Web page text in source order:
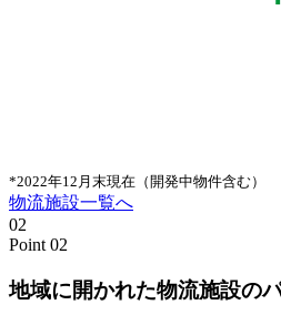
*2022年12月末現在（開発中物件含む）
物流施設一覧へ
02
Point 02
地域に開かれた物流施設の